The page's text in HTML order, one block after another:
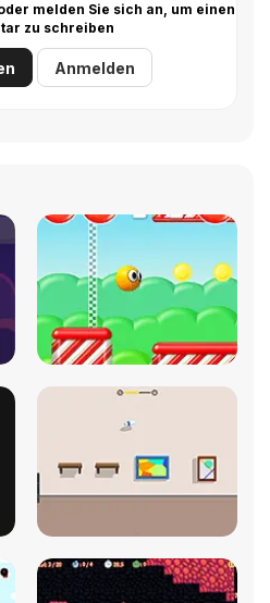
melden Sie sich an, um einen
zu schreiben
Anmelden